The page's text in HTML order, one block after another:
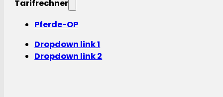
Tarifrechner
Pferde-OP
Dropdown link 1
Dropdown link 2